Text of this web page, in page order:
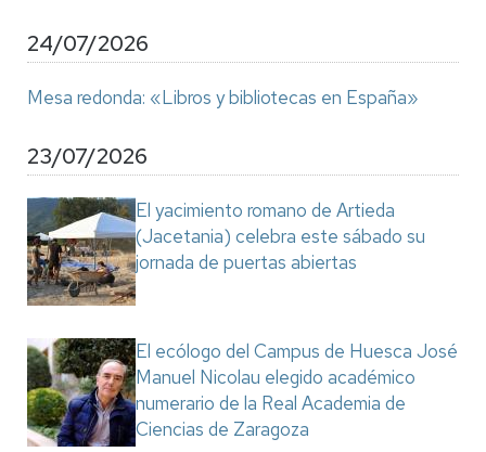
24/07/2026
Mesa redonda: «Libros y bibliotecas en España»
23/07/2026
El yacimiento romano de Artieda
(Jacetania) celebra este sábado su
jornada de puertas abiertas
El ecólogo del Campus de Huesca José
Manuel Nicolau elegido académico
numerario de la Real Academia de
Ciencias de Zaragoza